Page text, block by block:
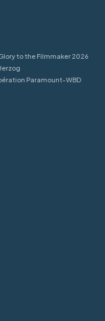
to the Filmmaker 2026
Paramount-WBD